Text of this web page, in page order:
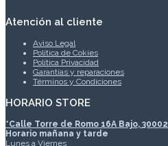
Atención al cliente
Aviso Legal
Política de Cokies
Política Privacidad
Garantías y reparaciones
Términos y Condiciones
HORARIO STORE
*Calle Torre de Romo 16A Bajo, 30002
Horario mañana y tarde
Lunes a Viernes